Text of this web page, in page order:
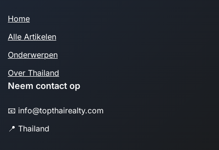
Home
Alle Artikelen
Onderwerpen
Over Thailand
Neem contact op
📧 info@topthairealty.com
📍 Thailand